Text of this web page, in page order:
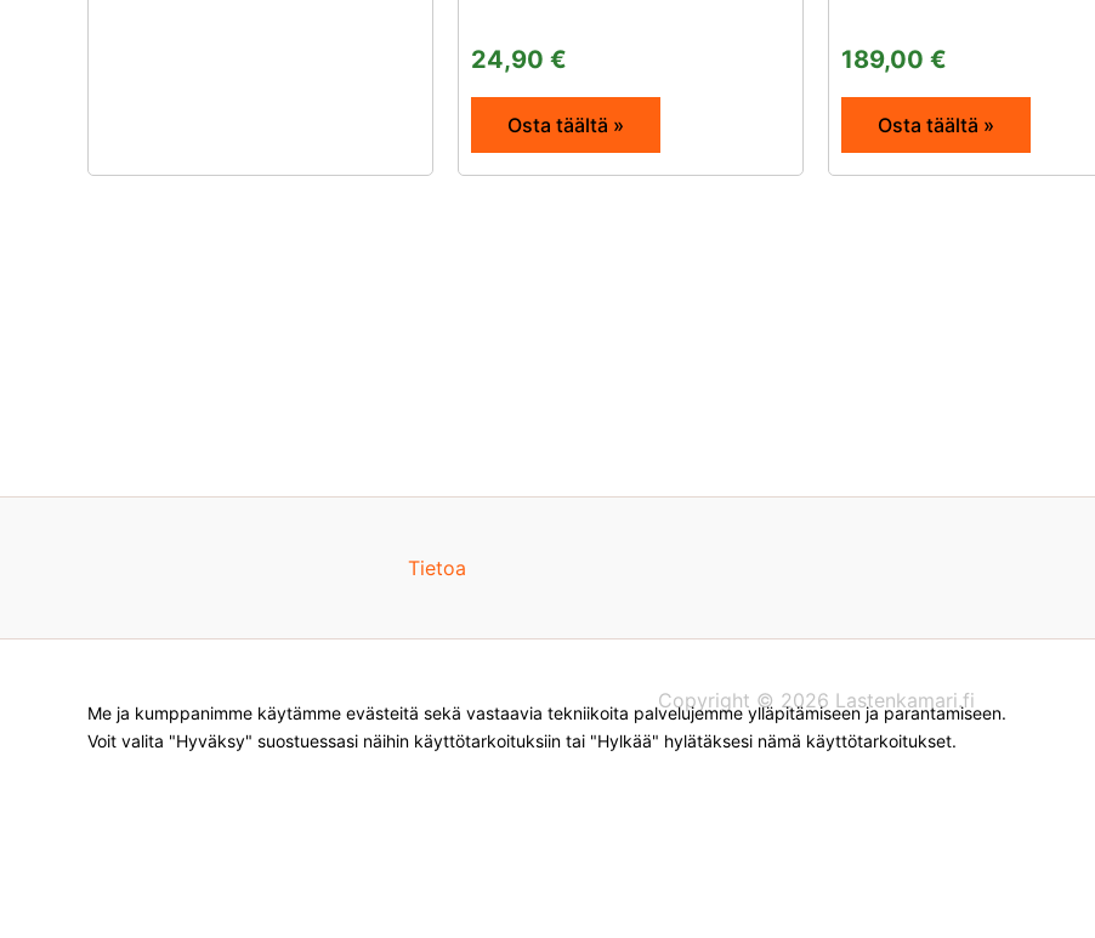
24,90 €
Osta täältä »
189,00 €
Osta täältä »
Tietoa
Copyright © 2026 Lastenkamari.fi
Me ja kumppanimme käytämme evästeitä sekä vastaavia tekniikoita palvelujemme ylläpitämiseen ja parantamiseen.
Voit valita "Hyväksy" suostuessasi näihin käyttötarkoituksiin tai "Hylkää" hylätäksesi nämä käyttötarkoitukset.